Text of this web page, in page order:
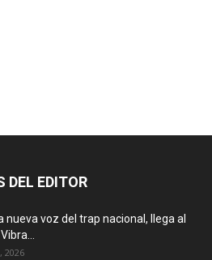
DEL EDITOR
nueva voz del trap nacional, llega al
2026